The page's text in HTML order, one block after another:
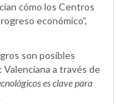
cómo los Centros
económico”,
son posibles
a través de
es clave para